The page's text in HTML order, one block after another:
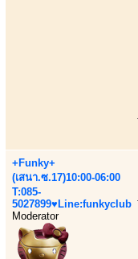
+Funky+
(เสนา.ซ.17)10:00-06:00
T:085-
5027899♥Line:funkyclub
Moderator